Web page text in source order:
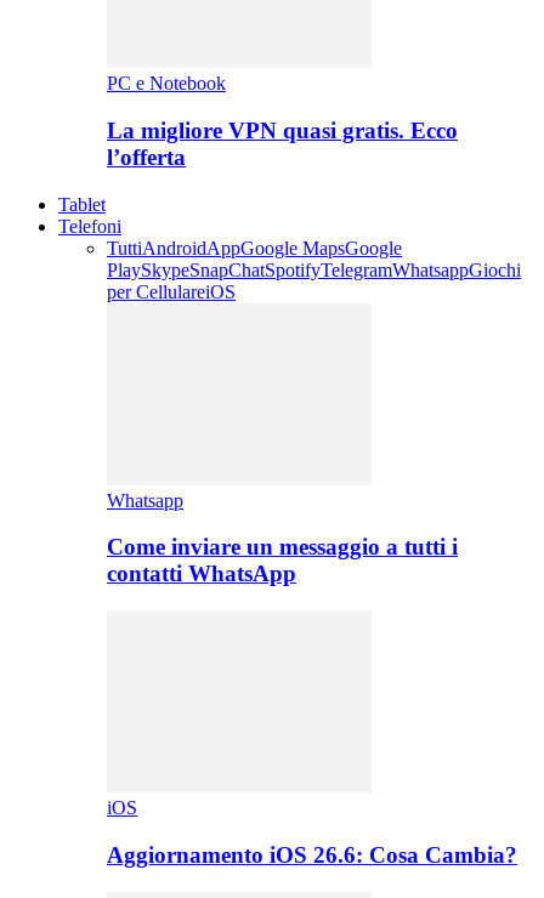
PC e Notebook
La migliore VPN quasi gratis. Ecco
l’offerta
Tablet
Telefoni
TuttiAndroidAppGoogle MapsGoogle
PlaySkypeSnapChatSpotifyTelegramWhatsappGiochi
per CellulareiOS
Whatsapp
Come inviare un messaggio a tutti i
contatti WhatsApp
iOS
Aggiornamento iOS 26.6: Cosa Cambia?